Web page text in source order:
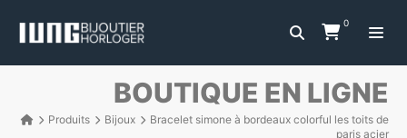
0
BOUTIQUE EN LIGNE
Produits Bijoux
Bracelet simone à bordeaux colorful les toits de
paris acier